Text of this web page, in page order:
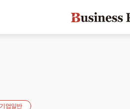
기업일반